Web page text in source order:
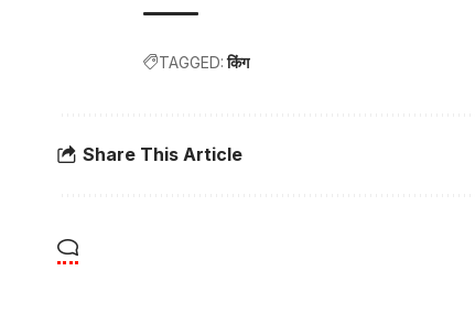
TAGGED: किंग
Share This Article